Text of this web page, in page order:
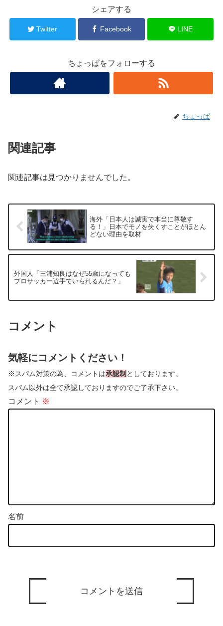
シェアする
Twitter Facebook LINE
ちょっぱをフォローする
ちょっぱ
関連記事
関連記事は見つかりませんでした。
海外「日本人は誠実で本当に尊敬す
る！」日本でモノを失くすことがほとん
どない理由を取材
外国人「三浦知良はなぜ55歳になっても
プロサッカー選手でいられるんだ？」
コメント
気軽にコメントください！
※スパム対策の為、コメントは承認制 としております。
スパム以外は全て承認しておりますのでご了承下さい。
コメント ※
名前